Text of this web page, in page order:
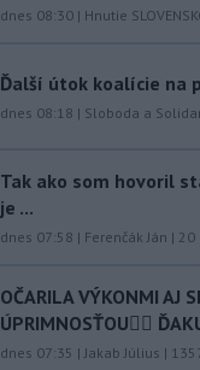
dnes 08:30 | Hnutie
Ďalší útok koalície na
dnes 08:18 | Sloboda a
Tak ako som hovoril
je ...
dnes 07:58 | Ferenčák Ján | 20
OČARILA VÝKONMI AJ
ÚPRIMNOSŤOU👍🏻
dnes 07:35 |Jakab Július |